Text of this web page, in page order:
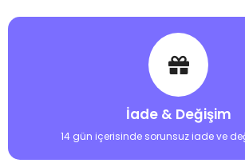
İade & Değişim
14 gün içerisinde sorunsuz iade ve